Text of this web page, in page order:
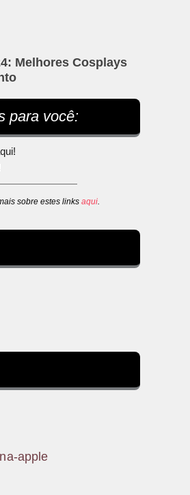
Melhores Cosplays
para você:
sobre estes linksaqui.